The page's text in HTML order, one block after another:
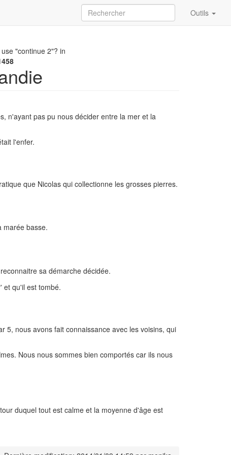
Outils
"continue 2"? in
n'ayant pas pu nous décider entre la mer et la
l'enfer.
que Nicolas qui collectionne les grosses pierres.
marée basse.
sa démarche décidée.
et qu'il est tombé.
5, nous avons fait connaissance avec les voisins, qui
Nous nous sommes bien comportés car ils nous
duquel tout est calme et la moyenne d'âge est